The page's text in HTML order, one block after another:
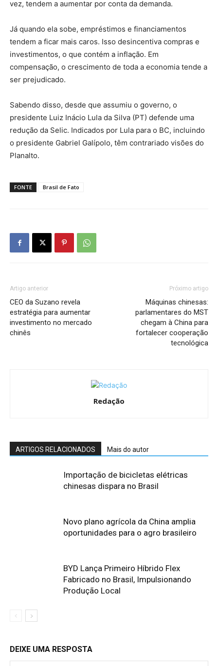
vez, tendem a aumentar por conta da demanda.
Já quando ela sobe, empréstimos e financiamentos
tendem a ficar mais caros. Isso desincentiva compras e
investimentos, o que contém a inflação. Em
compensação, o crescimento de toda a economia tende a
ser prejudicado.
Sabendo disso, desde que assumiu o governo, o
presidente Luiz Inácio Lula da Silva (PT) defende uma
redução da Selic. Indicados por Lula para o BC, incluindo
o presidente Gabriel Galípolo, têm contrariado visões do
Planalto.
FONTE Brasil de Fato
Artigo anterior
CEO da Suzano revela
estratégia para aumentar
investimento no mercado
chinês
Próximo artigo
Máquinas chinesas:
parlamentares do MST
chegam à China para
fortalecer cooperação
tecnológica
Redação
ARTIGOS RELACIONADOS Mais do autor
Importação de bicicletas elétricas
chinesas dispara no Brasil
Novo plano agrícola da China amplia
oportunidades para o agro brasileiro
BYD Lança Primeiro Híbrido Flex
Fabricado no Brasil, Impulsionando
Produção Local
DEIXE UMA RESPOSTA